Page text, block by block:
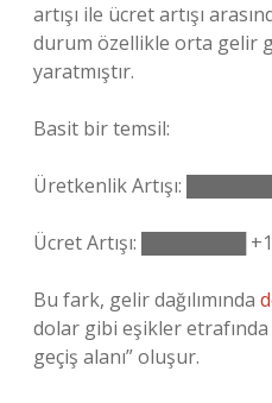
artışı ile ücret artışı
durum özellikle orta gelir
yaratmıştır.
Basit bir temsil:
Üretkenlik Artışı:
Ücret Artışı: ████████
Bu fark, gelir dağılımında
dolar gibi eşikler etrafında
geçiş alanı” oluşur.